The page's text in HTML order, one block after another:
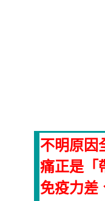
不明原因
痛正是「
免疫力差